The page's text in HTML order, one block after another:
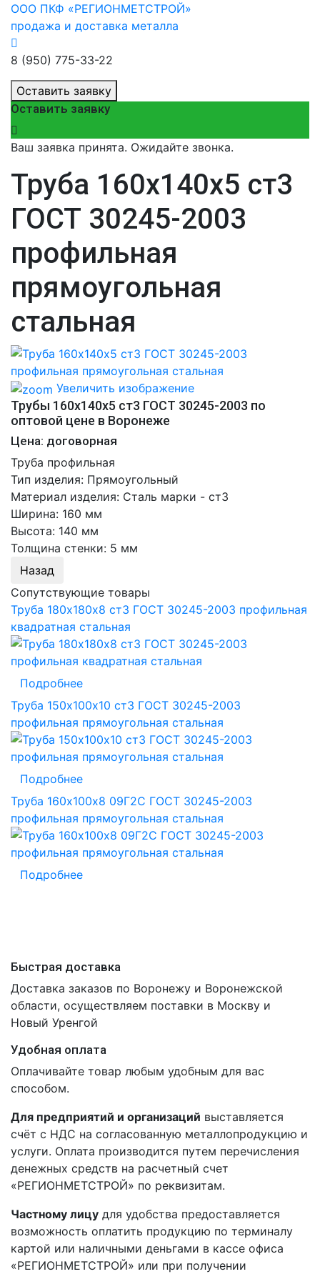
ООО ПКФ «РЕГИОНМЕТСТРОЙ»
продажа и доставка металла
8 (950) 775-33-22
Оставить заявку
Оставить заявку
Ваш заявка принята. Ожидайте звонка.
Труба 160х140х5 ст3
ГОСТ 30245-2003
профильная
прямоугольная
стальная
Увеличить изображение
Трубы 160х140х5 ст3 ГОСТ 30245-2003 по
оптовой цене в Воронеже
Цена: договорная
Труба профильная
Тип изделия: Прямоугольный
Материал изделия: Сталь марки - ст3
Ширина: 160 мм
Высота: 140 мм
Толщина стенки: 5 мм
Сопутствующие товары
Труба 180х180х8 ст3 ГОСТ 30245-2003 профильная
квадратная стальная
Подробнее
Труба 150х100х10 ст3 ГОСТ 30245-2003
профильная прямоугольная стальная
Подробнее
Труба 160х100х8 09Г2С ГОСТ 30245-2003
профильная прямоугольная стальная
Подробнее
Быстрая доставка
Доставка заказов по Воронежу и Воронежской
области, осуществляем поставки в Москву и
Новый Уренгой
Удобная оплата
Оплачивайте товар любым удобным для вас
способом.
Для предприятий и организаций выставляется
счёт с НДС на согласованную металлопродукцию и
услуги. Оплата производится путем перечисления
денежных средств на расчетный счет
«РЕГИОНМЕТСТРОЙ» по реквизитам.
Частному лицу для удобства предоставляется
возможность оплатить продукцию по терминалу
картой или наличными деньгами в кассе офиса
«РЕГИОНМЕТСТРОЙ» или при получении